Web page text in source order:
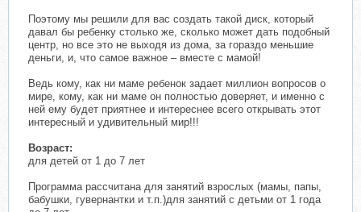
Поэтому мы решили для вас создать такой диск, который
давал бы ребенку столько же, сколько может дать подобный
центр, но все это не выходя из дома, за гораздо меньшие
деньги, и, что самое важное – вместе с мамой!
Ведь кому, как ни маме ребенок задает миллион вопросов о
мире, кому, как ни маме он полностью доверяет, и именно с
ней ему будет приятнее и интереснее всего открывать этот
интересный и удивительный мир!!!
Возраст:
для детей от 1 до 7 лет
Программа рассчитана для занятий взрослых (мамы, папы,
бабушки, гувернантки и т.п.)для занятий с детьми от 1 года